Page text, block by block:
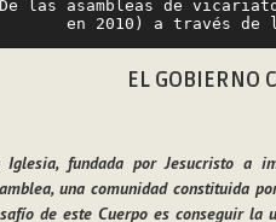
De las asambleas de
en 2010) a través
EL GOBIERNO
Iglesia, fundada por Jesucristo a
una comunidad constituida
de este Cuerpo es conseguir la